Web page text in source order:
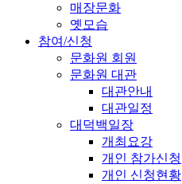
매장문화
옛모습
참여/신청
문화원 회원
문화원 대관
대관안내
대관일정
대덕백일장
개최요강
개인 참가신청
개인 신청현황